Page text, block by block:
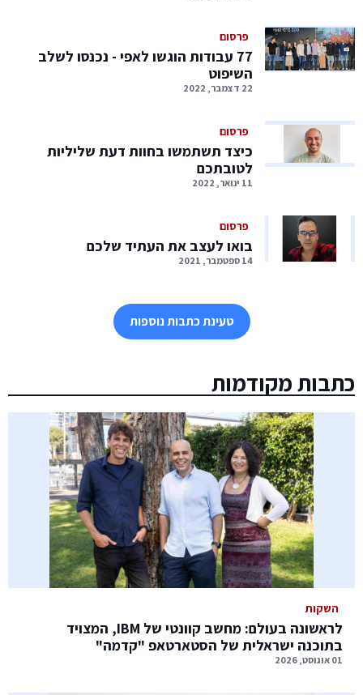
פרסום
77 עבודות הוגשו לאפי - נכנסו לשלב
השיפוט
22 דצמבר, 2022
פרסום
כיצד תשתמשו בחוות דעת שליליות
לטובתכם
11 ינואר, 2022
פרסום
בואו לעצב את העתיד שלכם
14 ספטמבר, 2021
טעינת כתבות נוספות
כתבות מקודמות
השקות
לראשונה בעולם: מחשב קוונטי של IBM, המצויד
בתוכנה ישראלית של הסטארטאפ "קדמה"
01 אוגוסט, 2026